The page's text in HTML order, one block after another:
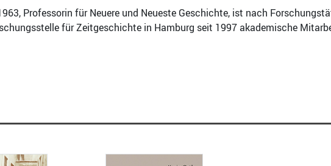
Professorin für Neuere und Neueste Geschichte, ist nach
für Zeitgeschichte in Hamburg seit 1997 akademische